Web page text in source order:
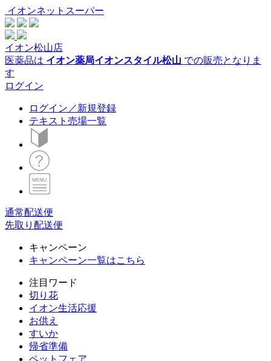
イオンネットスーパー
イオン松山店
医薬品は イオン薬局イオンスタイル松山 での販売となりま
す
ログイン
ログイン／新規登録
テキスト売場一覧
通常配送便
先取り配送便
キャンペーン
キャンペーン一覧はこちら
注目ワード
切り花
イオン生活応援
お供え
すいか
帰省準備
ペットフェア